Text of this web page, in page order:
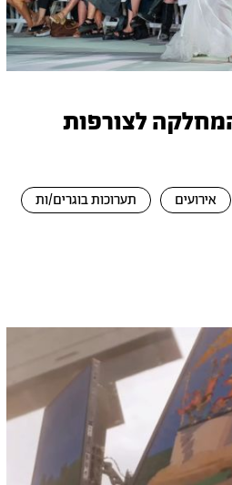
לצורפות
אירועים תערוכות בוגרים/ות